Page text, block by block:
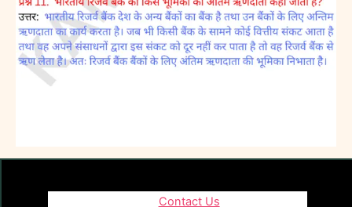
Contact Us